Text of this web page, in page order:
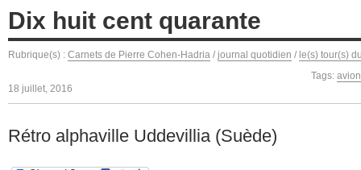
Dix huit cent quarante
Rubrique(s) : Carnets de Pierre Cohen-Hadria / journal quotidien / le(s) tour(s)
Tags:
18 juillet, 2016
Rétro alphaville Uddevillia (Suède)